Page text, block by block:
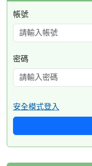
帳號
密碼
安全模式登入